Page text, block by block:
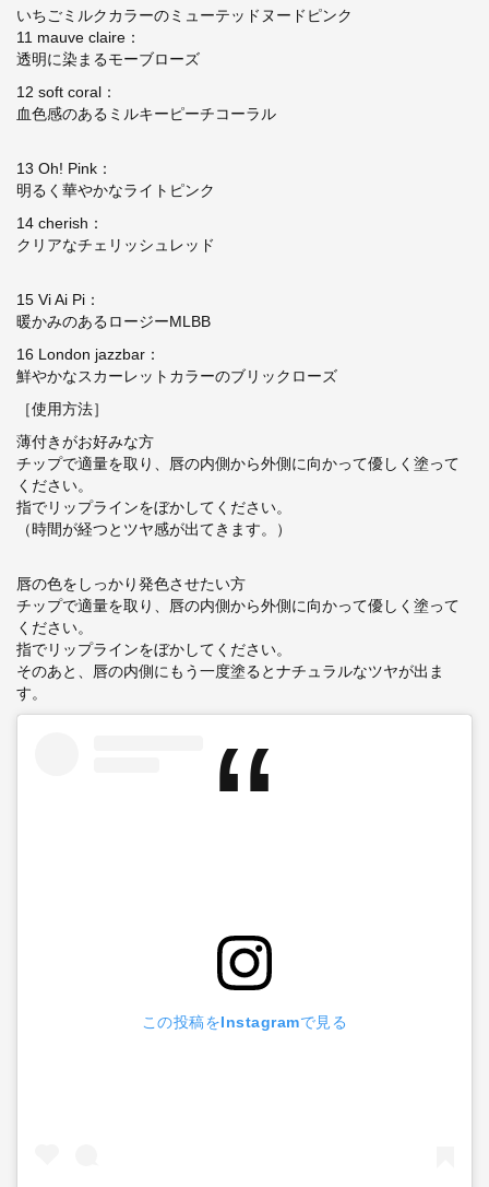
いちごミルクカラーのミューテッド ヌードピンク
11 mauve claire ：
透明に染まるモーブローズ
12 soft coral：
血色感のある ミルキーピーチコーラル
13 Oh! Pink ：
明るく華やかなライトピンク
14 cherish ：
クリアなチェリッシュレッド
15 Vi Ai Pi ：
暖かみのある ロージーMLBB
16 London jazzbar ：
鮮やかなスカーレットカラーのブリックローズ
［使用方法］
薄付きがお好みな方
チップで適量を取り、 唇の内側から外側に向かって優しく塗って
ください。
指でリップラインをぼかしてください。
（時間が経つとツヤ感が出てきます。）
唇の色をしっかり発色させたい方
チップで適量を取り、 唇の内側から外側に向かって優しく塗って
ください。
指でリップラインをぼかしてください。
そのあと、 唇の内側にもう一度塗るとナチュラルなツヤが出ま
す。
この投稿をInstagramで見る